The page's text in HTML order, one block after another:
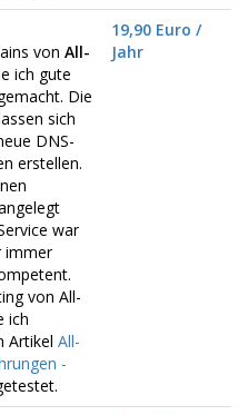
von All-
ich gute
Die
sich
DNS-
erstellen.
war
immer
von All-
ich
Artikel All-
-
19,90 Euro /
Jahr